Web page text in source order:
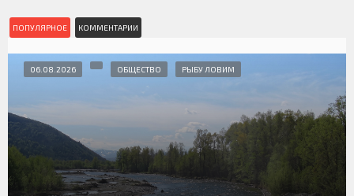
ПОПУЛЯРНОЕ КОММЕНТАРИИ
06.08.2026 ОБЩЕСТВО РЫБУ ЛОВИМ